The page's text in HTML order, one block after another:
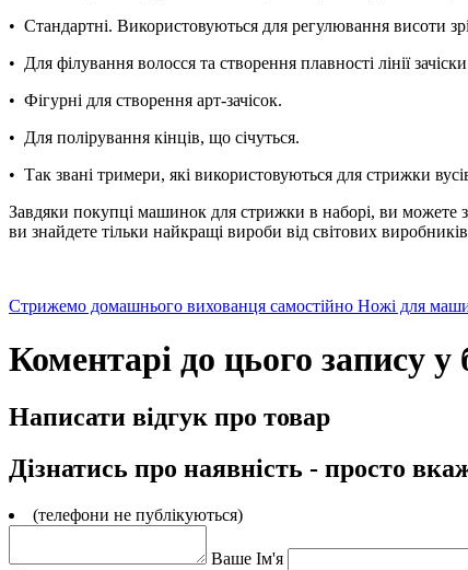
• Стандартні. Використовуються для регулювання висоти
• Для філування волосся та створення плавності лінії
• Фігурні для створення арт-зачісок.
• Для полірування кінців, що січуться.
• Так звані тримери, які використовуються для стрижки
Завдяки покупці машинок для стрижки в наборі, ви можете
ви знайдете тільки найкращі вироби від світових
Стрижемо домашнього вихованця самостійно Ножі для
Коментарі до цього запису у
Написати відгук про товар
Дізнатись про наявність - просто
(телефони не публікуються)
Ваше Ім'я